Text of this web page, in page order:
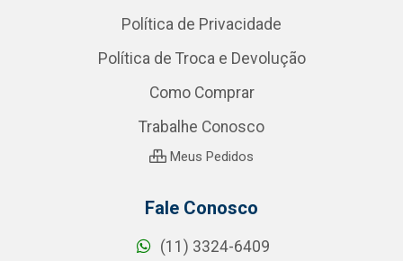
Política de Privacidade
Política de Troca e Devolução
Como Comprar
Trabalhe Conosco
Meus Pedidos
Fale Conosco
(11) 3324-6409